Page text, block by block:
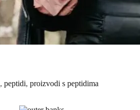
, peptidi, proizvodi s peptidima